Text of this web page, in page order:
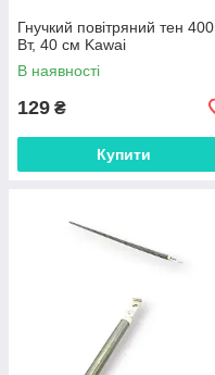
Гнучкий повітряний тен 400
Вт, 40 см Kawai
В наявності
129 ₴
Купити